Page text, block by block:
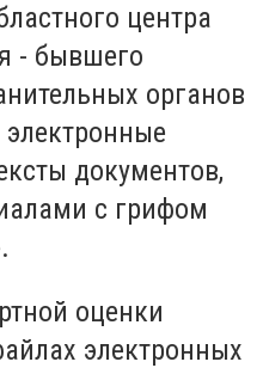
центра
- бывшего
органов
документов,
с грифом
оценки
электронных